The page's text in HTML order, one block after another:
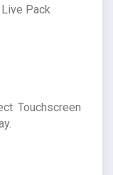
Pack
Touchscreen